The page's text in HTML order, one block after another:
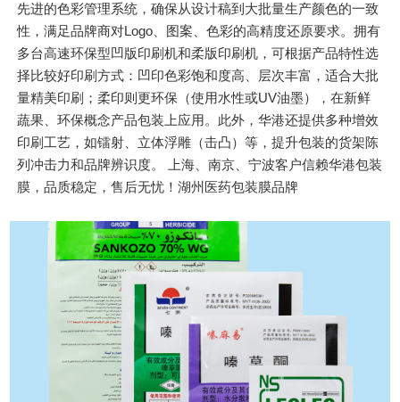
先进的色彩管理系统，确保从设计稿到大批量生产颜色的一致
性，满足品牌商对Logo、图案、色彩的高精度还原要求。拥有
多台高速环保型凹版印刷机和柔版印刷机，可根据产品特性选
择比较好印刷方式：凹印色彩饱和度高、层次丰富，适合大批
量精美印刷；柔印则更环保（使用水性或UV油墨），在新鲜
蔬果、环保概念产品包装上应用。此外，华港还提供多种增效
印刷工艺，如镭射、立体浮雕（击凸）等，提升包装的货架陈
列冲击力和品牌辨识度。 上海、南京、宁波客户信赖华港包装
膜，品质稳定，售后无忧！湖州医药包装膜品牌